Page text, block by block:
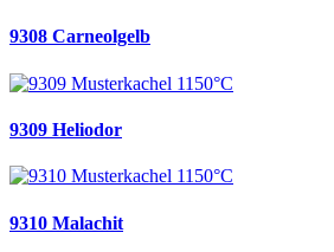
9308 Carneolgelb
9309 Heliodor
9310 Malachit